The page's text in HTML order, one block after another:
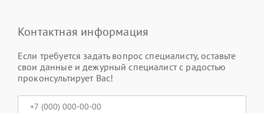
Контактная информация
Если требуется задать вопрос специалисту, оставьте
свои данные и дежурный специалист с радостью
проконсультирует Вас!